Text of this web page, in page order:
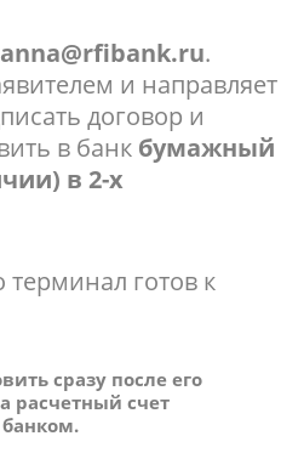
anna@rfibank.ru.
и направляет
договор и
в банк бумажный
в 2-х
готов к
сразу после его
расчетный счет
банком.